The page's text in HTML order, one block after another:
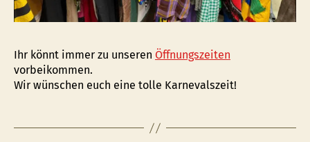
Ihr könnt immer zu unseren Öffnungszeiten
vorbeikommen.
Wir wünschen euch eine tolle Karnevalszeit!